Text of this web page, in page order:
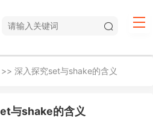
>> 深入探究set与shake的含义
与shake的含义